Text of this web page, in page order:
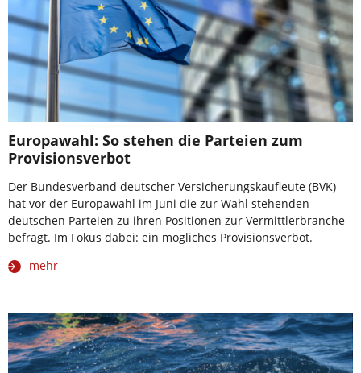
Europawahl: So stehen die Parteien zum
Provisionsverbot
Der Bundesverband deutscher Versicherungskaufleute (BVK)
hat vor der Europawahl im Juni die zur Wahl stehenden
deutschen Parteien zu ihren Positionen zur Vermittlerbranche
befragt. Im Fokus dabei: ein mögliches Provisionsverbot.
mehr